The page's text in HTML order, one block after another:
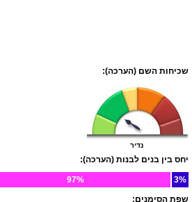
שכיחות השם (הערכה):
נדיר
יחס בין בנים לבנות (הערכה):
3%
97%
שפת הסימנים: